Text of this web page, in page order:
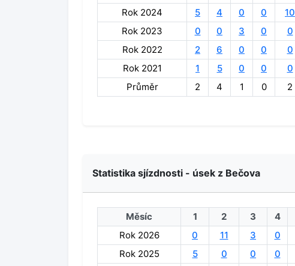
Rok 2024
5 4 0 0 10
Rok 2023
0 0 3 0 0
Rok 2022
2 6 0 0 0
Rok 2021
1 5 0 0 0
Průměr
2 4 1 0 2
Statistika sjízdnosti - úsek z Bečova
Měsíc 1 2 3 4
Rok 2026
0 11 3 0
Rok 2025
5 0 0 0